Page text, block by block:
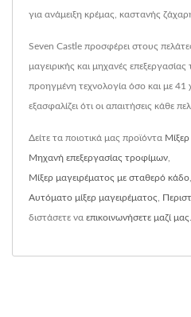
για ανάμειξη κρέμας, καστανής
Seven Castle προσφέρει στους
μαγειρικής και μηχανές
προηγμένη τεχνολογία όσο και με 41
εξασφαλίζει ότι οι απαιτήσεις κάθε
Δείτε τα ποιοτικά μας προϊόντα
Μηχανή επεξεργασίας τροφίμων
Μίξερ μαγειρέματος με σταθερό κάδο
Αυτόματο μίξερ μαγειρέματος
διστάσετε να επικοινωνήσετε μαζί μας